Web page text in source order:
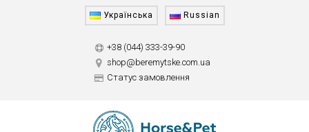
Українська Russian
+38 (044) 333-39-90
shop@beremytske.com.ua
Статус замовлення